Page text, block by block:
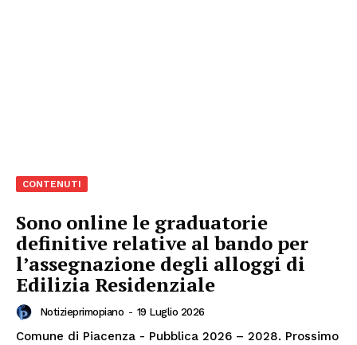
CONTENUTI
Sono online le graduatorie
definitive relative al bando per
l’assegnazione degli alloggi di
Edilizia Residenziale
Notizieprimopiano - 19 Luglio 2026
Comune di Piacenza - Pubblica 2026 – 2028. Prossimo